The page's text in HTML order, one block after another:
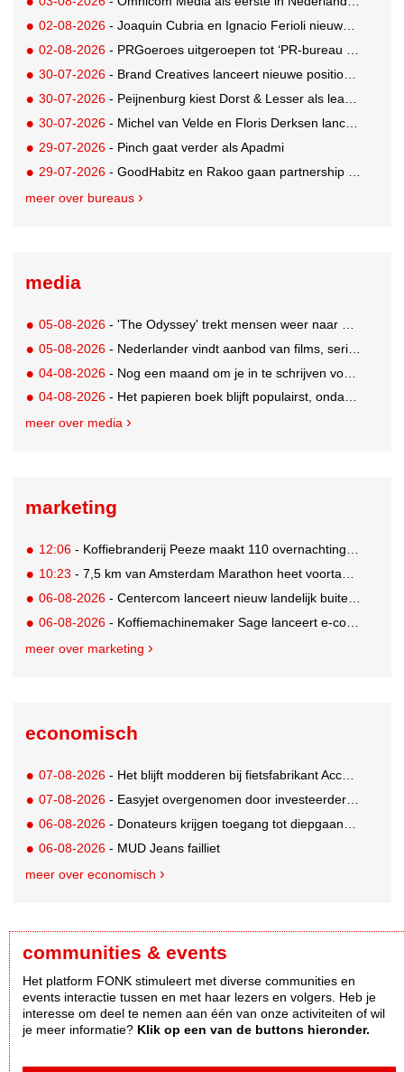
02-08-2026 - Joaquin Cubria en Ignacio Ferioli nieuwe Global CCO’s GUT, Renata Neumann Global Head of Production
02-08-2026 - PRGoeroes uitgeroepen tot ‘PR-bureau van het jaar 2026’
30-07-2026 - Brand Creatives lanceert nieuwe positionering: Create to Celebrate
30-07-2026 - Peijnenburg kiest Dorst & Lesser als lead social agency
30-07-2026 - Michel van Velde en Floris Derksen lanceren I.C.Y. group: drie specialistische bureaus, één visie op groei
29-07-2026 - Pinch gaat verder als Apadmi
29-07-2026 - GoodHabitz en Rakoo gaan partnership aan voor geïntegreerde talentontwikkeling
meer over bureaus
media
05-08-2026 - 'The Odyssey' trekt mensen weer naar de bioscoop
05-08-2026 - Nederlander vindt aanbod van films, series en sport vaak versnipperd
04-08-2026 - Nog een maand om je in te schrijven voor de Mercurs 2026
04-08-2026 - Het papieren boek blijft populairst, ondanks digitale alternatieven
meer over media
marketing
12:06 - Koffiebranderij Peeze maakt 110 overnachtingen in het Ronald McDonald Huis mogelijk
10:23 - 7,5 km van Amsterdam Marathon heet voortaan de 'Samsung Galaxy 7,5 km'
06-08-2026 - Centercom lanceert nieuw landelijk buitereclamenetwerk: City Cubes
06-08-2026 - Koffiemachinemaker Sage lanceert e-commerceplatform voor koffieliefhebbers
meer over marketing
economisch
07-08-2026 - Het blijft modderen bij fietsfabrikant Accell. Krijgt uitstel van betaling
07-08-2026 - Easyjet overgenomen door investeerder Apollo
06-08-2026 - Donateurs krijgen toegang tot diepgaandere informatie over goede doelen
06-08-2026 - MUD Jeans failliet
meer over economisch
communities & events
Het platform FONK stimuleert met diverse communities en
events interactie tussen en met haar lezers en volgers. Heb je
interesse om deel te nemen aan één van onze activiteiten of wil
je meer informatie? Klik op een van de buttons hieronder.